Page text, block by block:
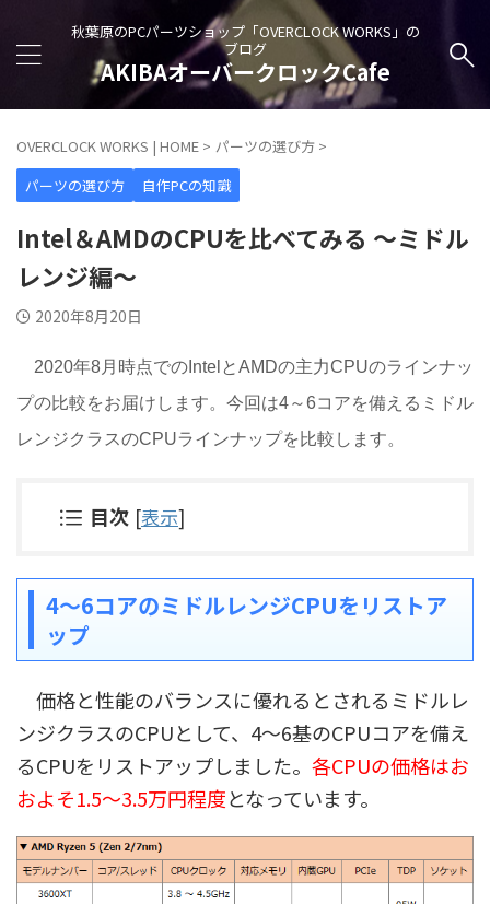
秋葉原のPCパーツショップ「OVERCLOCK WORKS」の
ブログ
AKIBAオーバークロックCafe
OVERCLOCK WORKS | HOME > パーツの選び方 >
パーツの選び方
自作PCの知識
Intel＆AMDのCPUを比べてみる ～ミドル
レンジ編～
2020年8月20日
2020年8月時点でのIntelとAMDの主力CPUのラインナッ
プの比較をお届けします。今回は4～6コアを備えるミドル
レンジクラスのCPUラインナップを比較します。
目次 [表示]
4～6コアのミドルレンジCPUをリストア
ップ
価格と性能のバランスに優れるとされるミドルレ
ンジクラスのCPUとして、4～6基のCPUコアを備え
るCPUをリストアップしました。 各CPUの価格はお
およそ1.5～3.5万円程度となっています。